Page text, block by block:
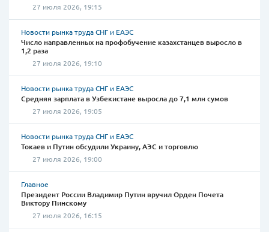
27 июля 2026, 19:15
Новости рынка труда СНГ и ЕАЭС
Число направленных на профобучение казахстанцев выросло в
1,2 раза
27 июля 2026, 19:10
Новости рынка труда СНГ и ЕАЭС
Средняя зарплата в Узбекистане выросла до 7,1 млн сумов
27 июля 2026, 19:05
Новости рынка труда СНГ и ЕАЭС
Токаев и Путин обсудили Украину, АЭС и торговлю
27 июля 2026, 19:00
Главное
Президент России Владимир Путин вручил Орден Почета
Виктору Пинскому
27 июля 2026, 16:15